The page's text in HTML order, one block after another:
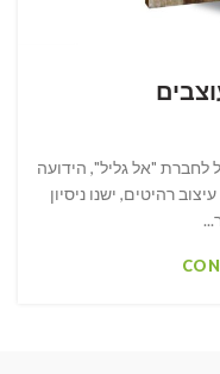
לחברת "אל גליל", הידועה
רהיטים, ישנו ניסיון